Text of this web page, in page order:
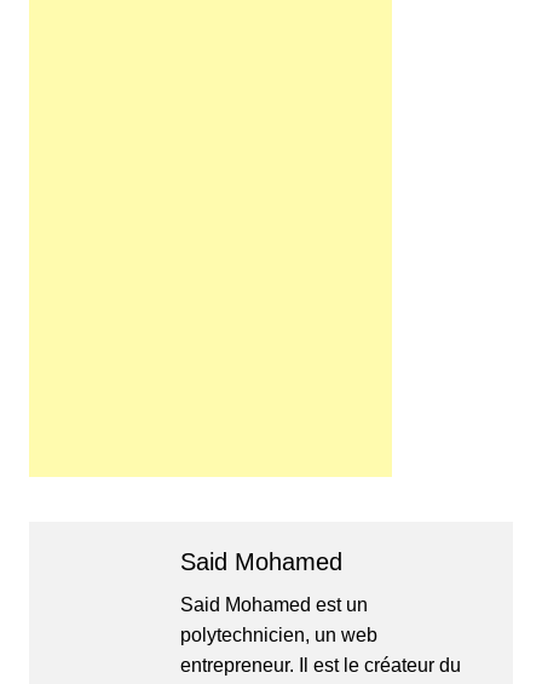
Said Mohamed
Said Mohamed est un
polytechnicien, un web
entrepreneur. Il est le créateur du